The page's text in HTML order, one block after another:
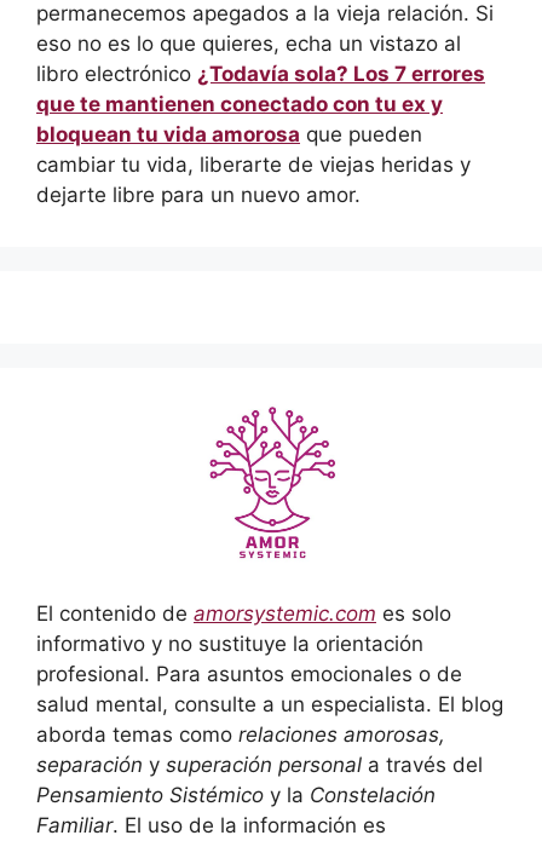
permanecemos apegados a la vieja relación. Si
eso no es lo que quieres, echa un vistazo al
libro electrónico ¿Todavía sola? Los 7 errores
que te mantienen conectado con tu ex y
bloquean tu vida amorosa que pueden
cambiar tu vida, liberarte de viejas heridas y
dejarte libre para un nuevo amor.
El contenido de amorsystemic.com es solo
informativo y no sustituye la orientación
profesional. Para asuntos emocionales o de
salud mental, consulte a un especialista. El blog
aborda temas como relaciones amorosas,
separación y superación personal a través del
Pensamiento Sistémico y la Constelación
Familiar. El uso de la información es